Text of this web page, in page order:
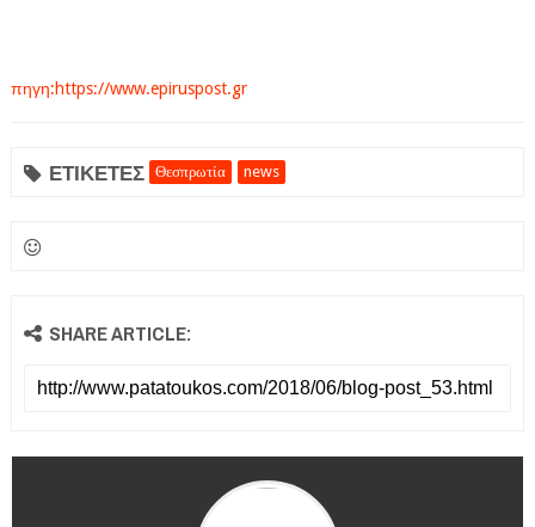
πηγη:https://www.epiruspost.gr
ΕΤΙΚΕΤΕΣ Θεσπρωτία news
SHARE ARTICLE: